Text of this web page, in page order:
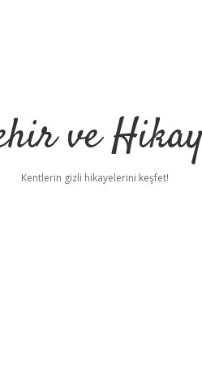
ve
Kentlerin gizli hikayelerini keşfet!